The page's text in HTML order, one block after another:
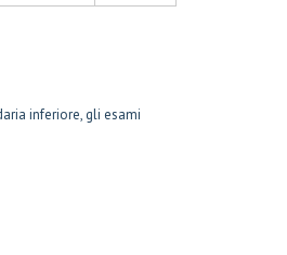
inferiore, gli esami